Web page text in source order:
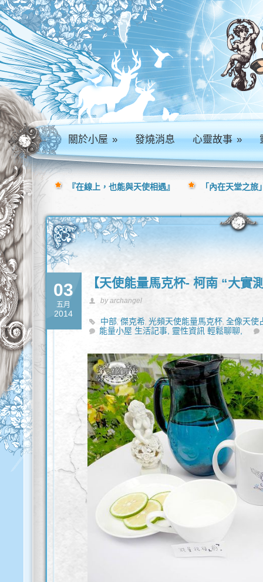
關於小屋» 發燒消息 心靈故事»
03
五月
2014
【天使能量馬克杯- 柯南 “大實
by archangel
中部,傑克希,光頻天使能量馬克杯,全像天使
回饋活動 ,能量水,靈性諮商
能量小屋 生活記事, 靈性資訊 輕鬆聊聊,
『在線上，也能與天使相遇』 「內在天堂之